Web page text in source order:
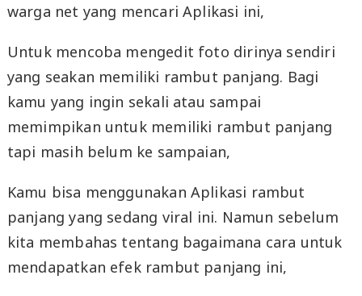
warga net yang mencari Aplikasi ini,
Untuk mencoba mengedit foto dirinya sendiri
yang seakan memiliki rambut panjang. Bagi
kamu yang ingin sekali atau sampai
memimpikan untuk memiliki rambut panjang
tapi masih belum ke sampaian,
Kamu bisa menggunakan Aplikasi rambut
panjang yang sedang viral ini. Namun sebelum
kita membahas tentang bagaimana cara untuk
mendapatkan efek rambut panjang ini,